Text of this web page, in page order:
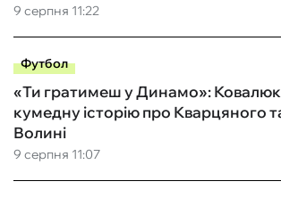
9 серпня 11:22
Футбол
9 серпня 11:07
«Ти гратимеш у Динамо»:
кумедну історію про Кварцяного
Волині